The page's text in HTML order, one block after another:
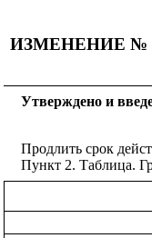
ИЗМЕНЕНИЕ №
Утверждено и
Продлить срок
Пункт 2. Таблица.